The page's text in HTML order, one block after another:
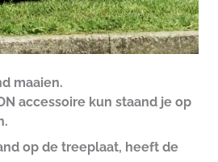
maaien.
accessoire kun staand je op
op de treeplaat, heeft de